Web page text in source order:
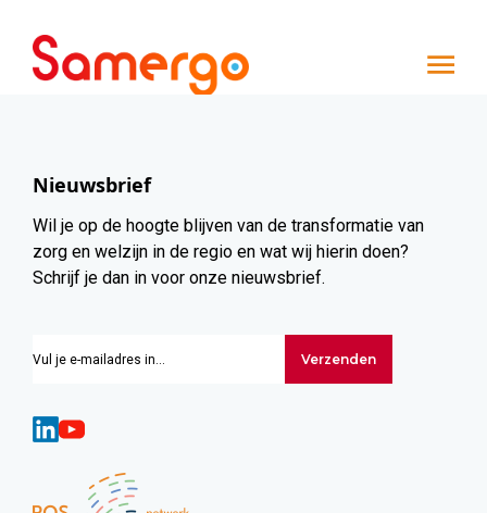
Nieuwsbrief
Wil je op de hoogte blijven van de transformatie van
zorg en welzijn in de regio en wat wij hierin doen?
Schrijf je dan in voor onze nieuwsbrief.
Verzenden